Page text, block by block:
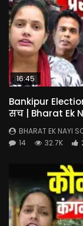
16:45
Bankipur
सच | Bharat Ek
BHARAT EK NAYI
14
32.7K